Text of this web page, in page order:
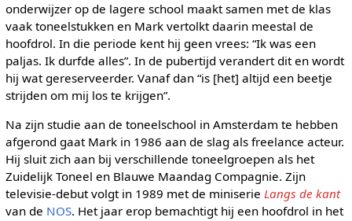
onderwijzer op de lagere school maakt samen met de klas
vaak toneelstukken en Mark vertolkt daarin meestal de
hoofdrol. In die periode kent hij geen vrees: “Ik was een
paljas. Ik durfde alles”. In de pubertijd verandert dit en wordt
hij wat gereserveerder. Vanaf dan “is [het] altijd een beetje
strijden om mij los te krijgen”.
Na zijn studie aan de toneelschool in Amsterdam te hebben
afgerond gaat Mark in 1986 aan de slag als freelance acteur.
Hij sluit zich aan bij verschillende toneelgroepen als het
Zuidelijk Toneel en Blauwe Maandag Compagnie. Zijn
televisie-debut volgt in 1989 met de miniserie Langs de kant
van de NOS. Het jaar erop bemachtigt hij een hoofdrol in het